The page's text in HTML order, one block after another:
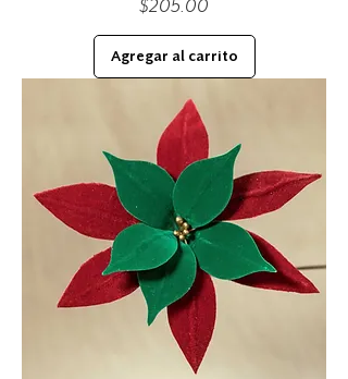
Precio
$205.00
Agregar al carrito